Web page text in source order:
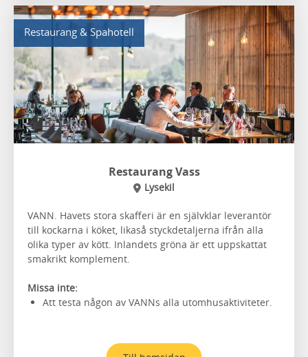
Restaurang & Spahotell
Restaurang Vass
Lysekil
VANN. Havets stora skafferi är en självklar leverantör
till kockarna i köket, likaså styckdetaljerna ifrån alla
olika typer av kött. Inlandets gröna är ett uppskattat
smakrikt komplement.
Missa inte:
Att testa någon av VANNs alla utomhusaktiviteter.